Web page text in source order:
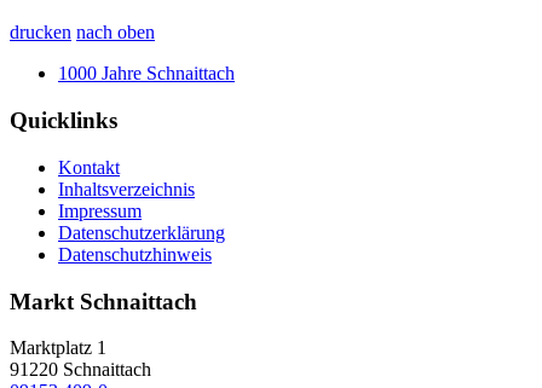
drucken nach oben
1000 Jahre Schnaittach
Quicklinks
Kontakt
Inhaltsverzeichnis
Impressum
Datenschutzerklärung
Datenschutzhinweis
Markt Schnaittach
Marktplatz 1
91220 Schnaittach